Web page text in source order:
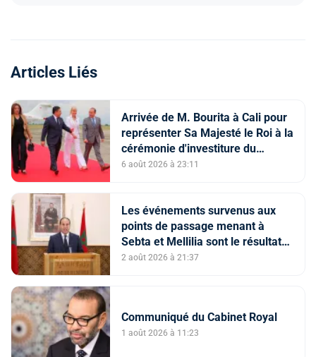
Articles Liés
Arrivée de M. Bourita à Cali pour
représenter Sa Majesté le Roi à la
cérémonie d'investiture du
nouveau président colombien
6 août 2026 à 23:11
Les événements survenus aux
points de passage menant à
Sebta et Mellilia sont le résultat
de facteurs intriqués, dont
d'informations trompeuses
(Porte-parole du ministère de
2 août 2026 à 21:37
Communiqué du Cabinet Royal
1 août 2026 à 11:23